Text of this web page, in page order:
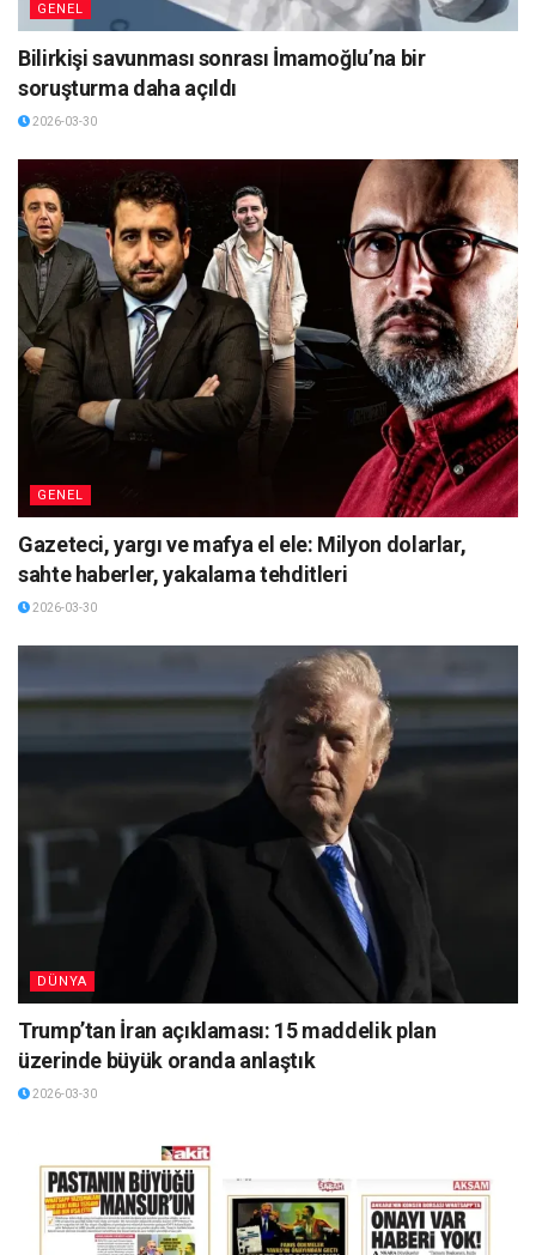
GENEL
Bilirkişi savunması sonrası İmamoğlu’na bir
soruşturma daha açıldı
2026-03-30
GENEL
Gazeteci, yargı ve mafya el ele: Milyon dolarlar,
sahte haberler, yakalama tehditleri
2026-03-30
DÜNYA
Trump’tan İran açıklaması: 15 maddelik plan
üzerinde büyük oranda anlaştık
2026-03-30